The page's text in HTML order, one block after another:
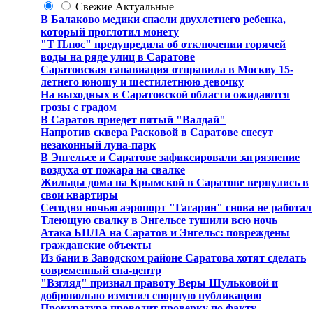
Свежие Актуальные
В Балаково медики спасли двухлетнего ребенка,
который проглотил монету
"Т Плюс" предупредила об отключении горячей
воды на ряде улиц в Саратове
Саратовская санавиация отправила в Москву 15-
летнего юношу и шестилетнюю девочку
На выходных в Саратовской области ожидаются
грозы с градом
В Саратов приедет пятый "Валдай"
Напротив сквера Расковой в Саратове снесут
незаконный луна-парк
В Энгельсе и Саратове зафиксировали загрязнение
воздуха от пожара на свалке
Жильцы дома на Крымской в Саратове вернулись в
свои квартиры
Сегодня ночью аэропорт "Гагарин" снова не работал
Тлеющую свалку в Энгельсе тушили всю ночь
Атака БПЛА на Саратов и Энгельс: повреждены
гражданские объекты
Из бани в Заводском районе Саратова хотят сделать
современный спа-центр
"Взгляд" признал правоту Веры Шульковой и
добровольно изменил спорную публикацию